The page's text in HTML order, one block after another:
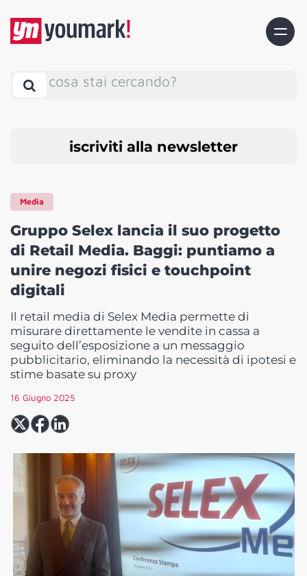
cosa stai cercando?
iscriviti alla newsletter
Media
Gruppo Selex lancia il suo progetto
di Retail Media. Baggi: puntiamo a
unire negozi fisici e touchpoint
digitali
Il retail media di Selex Media permette di
misurare direttamente le vendite in cassa a
seguito dell’esposizione a un messaggio
pubblicitario, eliminando la necessità di ipotesi e
stime basate su proxy
16 Giugno 2025